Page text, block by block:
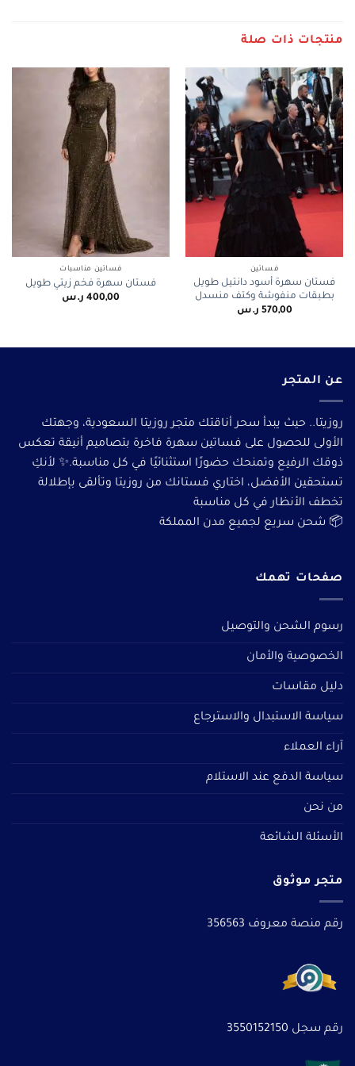
منتجات ذات صلة
فساتين
فستان سهرة أسود دانتيل طويل
بطبقات منفوشة وكتف منسدل
570,00 ر.س
فساتين مناسبات
فستان سهرة فخم زيتي طويل
400,00 ر.س
عن المتجر
روزيتا.. حيث يبدأ سحر أناقتك متجر روزيتا السعودية، وجهتك
الأولى للحصول على فساتين سهرة فاخرة بتصاميم أنيقة تعكس
ذوقك الرفيع وتمنحك حضورًا استثنائيًا في كل مناسبة.✨ لأنكِ
تستحقين الأفضل، اختاري فستانك من روزيتا وتألقى بإطلالة
تخطف الأنظار في كل مناسبة
📦 شحن سريع لجميع مدن المملكة
صفحات تهمك
رسوم الشحن والتوصيل
الخصوصية والأمان
دليل مقاسات
سياسة الاستبدال والاسترجاع
آراء العملاء
سياسة الدفع عند الاستلام
من نحن
الأسئلة الشائعة
متجر موثوق
رقم منصة معروف 356563
رقم سجل 3550152150